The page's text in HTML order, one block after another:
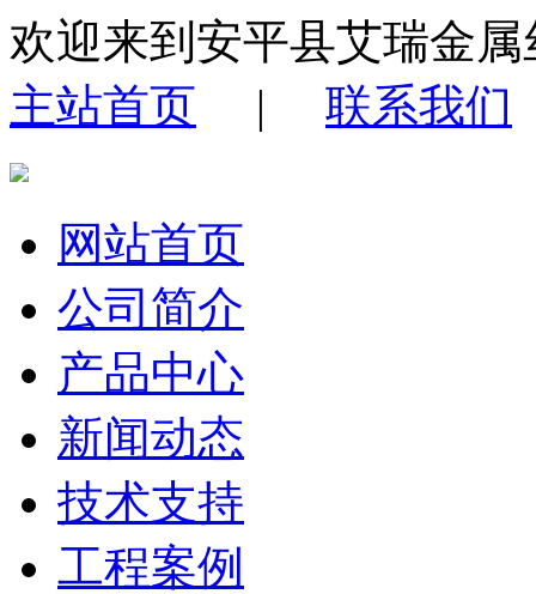
欢迎来到安平县艾瑞金
主站首页 | 联系我们
网站首页
公司简介
产品中心
新闻动态
技术支持
工程案例